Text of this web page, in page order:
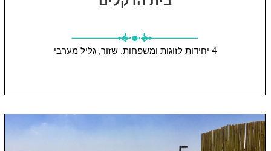
4 יחידות לזוגות ומשפחות. שזור, גליל מערבי